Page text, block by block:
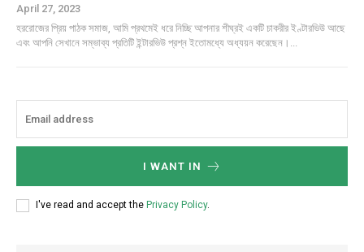
April 27, 2023
হররোজের প্রিয় পাঠক সমাজ, আমি প্রথমেই ধরে নিচ্ছি আপনার শীঘ্রই একটি চাকরীর ইণ্টারভিউ আছে
এবং আপনি সেখানে সম্ভাব্য প্রতিটি ইন্টারভিউ প্রশ্ন ইতোমধ্যে অধ্যয়ন করেছেন।...
I WANT IN
I've read and accept the Privacy Policy.